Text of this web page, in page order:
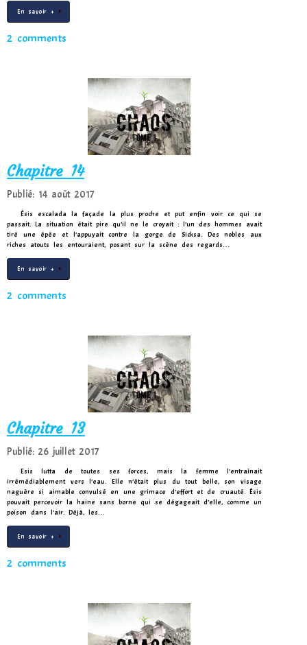
En savoir +
2 comments
Chapitre 14
Publié: 14 août 2017
Ésis escalada la façade la plus proche et put enfin voir ce qui se
passait. La situation était pire qu’il ne le croyait : l’un des hommes avait
tiré une épée et l’appuyait contre la gorge de Sicksa. Des nobles aux
riches atouts les entouraient, posant sur la scène des regards…
En savoir +
2 comments
Chapitre 13
Publié: 26 juillet 2017
Esis lutta de toutes ses forces, mais la femme l’entraînait
irrémédiablement vers l’eau. Elle n’était plus du tout belle, son visage
naguère si aimable convulsé en une grimace d’effort et de cruauté. Ésis
pouvait percevoir la haine sans borne qui se dégageait d’elle, comme un
poison dans l’air. Déjà, les…
En savoir +
2 comments